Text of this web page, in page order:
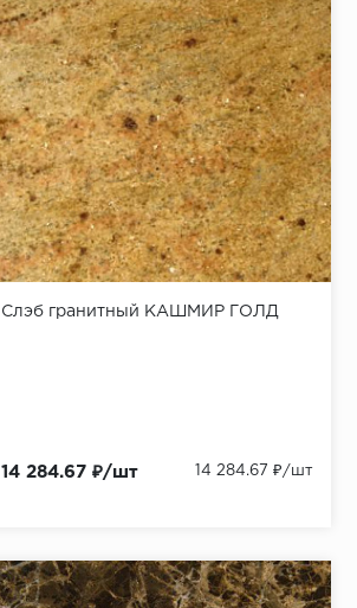
Слэб гранитный КАШМИР ГОЛД
14 284.67 ₽/шт 14 284.67 ₽/шт